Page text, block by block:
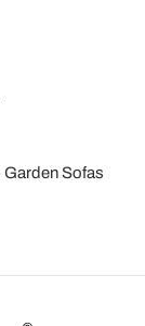
Garden Sofas